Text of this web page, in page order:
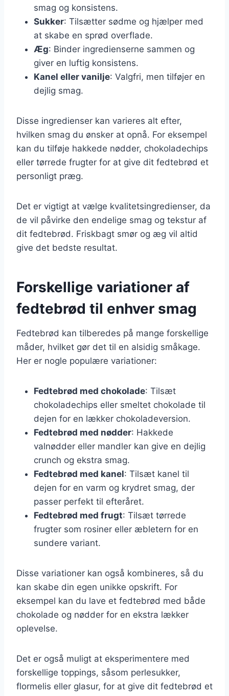
smag og konsistens.
Sukker: Tilsætter sødme og hjælper med
at skabe en sprød overflade.
Æg: Binder ingredienserne sammen og
giver en luftig konsistens.
Kanel eller vanilje: Valgfri, men tilføjer en
dejlig smag.
Disse ingredienser kan varieres alt efter,
hvilken smag du ønsker at opnå. For eksempel
kan du tilføje hakkede nødder, chokoladechips
eller tørrede frugter for at give dit fedtebrød et
personligt præg.
Det er vigtigt at vælge kvalitetsingredienser, da
de vil påvirke den endelige smag og tekstur af
dit fedtebrød. Friskbagt smør og æg vil altid
give det bedste resultat.
Forskellige variationer af
fedtebrød til enhver smag
Fedtebrød kan tilberedes på mange forskellige
måder, hvilket gør det til en alsidig småkage.
Her er nogle populære variationer:
Fedtebrød med chokolade: Tilsæt
chokoladechips eller smeltet chokolade til
dejen for en lækker chokoladeversion.
Fedtebrød med nødder: Hakkede
valnødder eller mandler kan give en dejlig
crunch og ekstra smag.
Fedtebrød med kanel: Tilsæt kanel til
dejen for en varm og krydret smag, der
passer perfekt til efteråret.
Fedtebrød med frugt: Tilsæt tørrede
frugter som rosiner eller æbletern for en
sundere variant.
Disse variationer kan også kombineres, så du
kan skabe din egen unikke opskrift. For
eksempel kan du lave et fedtebrød med både
chokolade og nødder for en ekstra lækker
oplevelse.
Det er også muligt at eksperimentere med
forskellige toppings, såsom perlesukker,
flormelis eller glasur, for at give dit fedtebrød et